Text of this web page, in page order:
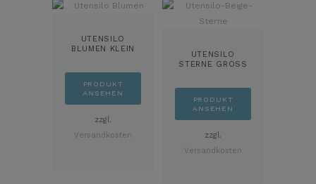
UTENSILO
BLUMEN KLEIN
PRODUKT
ANSEHEN
zzgl.
Versandkosten
UTENSILO
STERNE GROSS
PRODUKT
ANSEHEN
zzgl.
Versandkosten